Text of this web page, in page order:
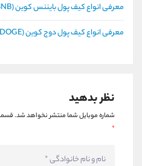
معرفی انواع کیف پول بایننس کوین (BNB)
معرفی انواع کیف پول دوج کوین (DOGE)
نظر بدهید
شماره موبایل شما منتشر نخواهد شد.
*